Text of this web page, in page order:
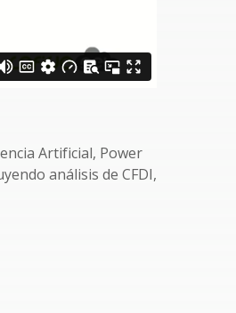
Artificial, Power
análisis de CFDI,